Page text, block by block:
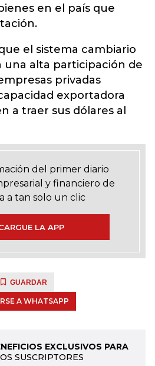
en el país que
el sistema cambiario
alta participación de
privadas
exportadora
a traer sus dólares al
del primer diario
y financiero de
a tan solo un clic
LA APP
GUARDAR
A WHATSAPP
EXCLUSIVOS PARA
SUSCRIPTORES